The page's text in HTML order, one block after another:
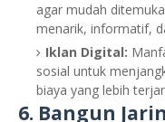
agar mudah
menarik, informatif,
Iklan Digital:
sosial untuk
biaya yang lebih
6. Bangun